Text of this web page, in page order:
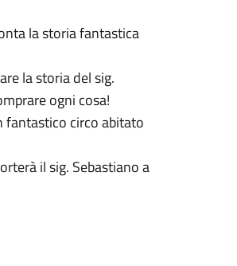
la storia fantastica
la storia del sig.
ogni cosa!
fantastico circo abitato
il sig. Sebastiano a